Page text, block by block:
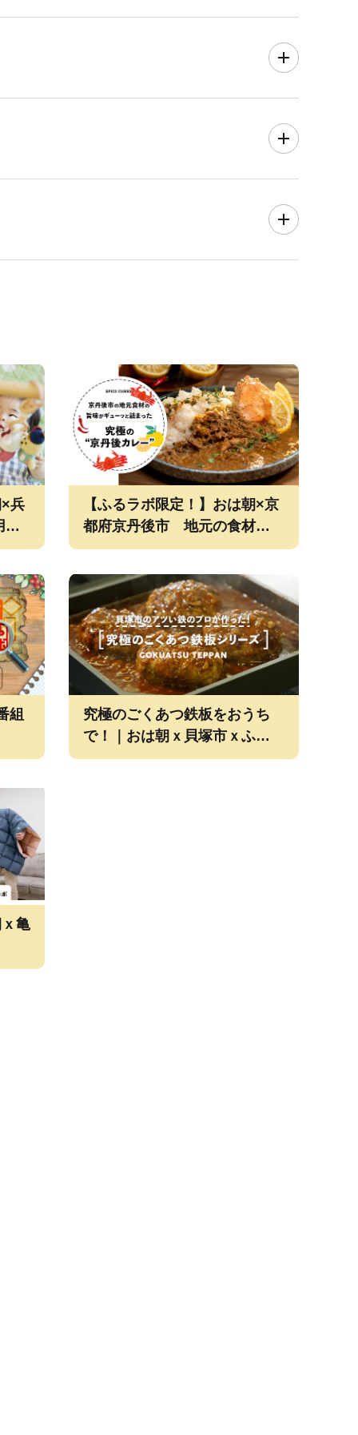
兵
品
方
【ふるラボ限定！】おは朝×京
都府京丹後市 地元の食材を使
ったカレー！
組
究極のごくあつ鉄板をおうち
で！｜おは朝ｘ貝塚市ｘふるラ
ボのコラボ
亀